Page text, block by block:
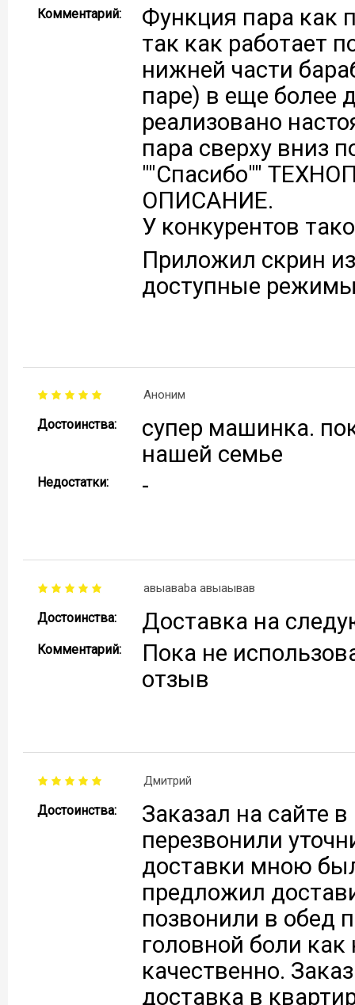
Комментарий:
Функция пара как
так как работает
нижней части
паре) в еще более
реализовано
пара сверху вниз
""Спасибо""
ОПИСАНИЕ.
У конкурентов
Приложил скрин
доступные
Аноним
Достоинства:
супер машинка.
нашей семье
Недостатки: -
авыаваba авыаывав
Достоинства: Доставка на
Комментарий:
Пока не
отзыв
Дмитрий
Достоинства:
Заказал на сайте
перезвонили
доставки мною
предложил
позвонили в обед
головной боли
качественно.
доставка в